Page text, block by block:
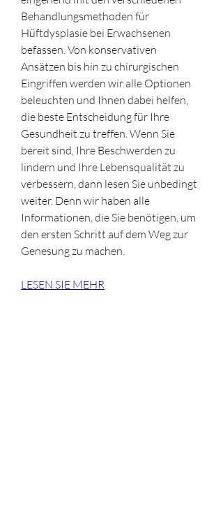
Behandlungsmethoden für
Hüftdysplasie bei Erwachsenen
befassen. Von konservativen
Ansätzen bis hin zu chirurgischen
Eingriffen werden wir alle Optionen
beleuchten und Ihnen dabei helfen,
die beste Entscheidung für Ihre
Gesundheit zu treffen. Wenn Sie
bereit sind, Ihre Beschwerden zu
lindern und Ihre Lebensqualität zu
verbessern, dann lesen Sie unbedingt
weiter. Denn wir haben alle
Informationen, die Sie benötigen, um
den ersten Schritt auf dem Weg zur
Genesung zu machen.
LESEN SIE MEHR